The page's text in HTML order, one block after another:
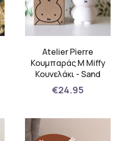
Atelier Pierre
Κουμπαράς M Miffy
Κουνελάκι - Sand
€24.95